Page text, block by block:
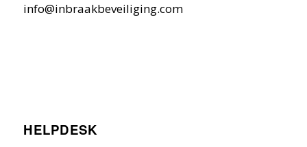
info@inbraakbeveiliging.com
HELPDESK